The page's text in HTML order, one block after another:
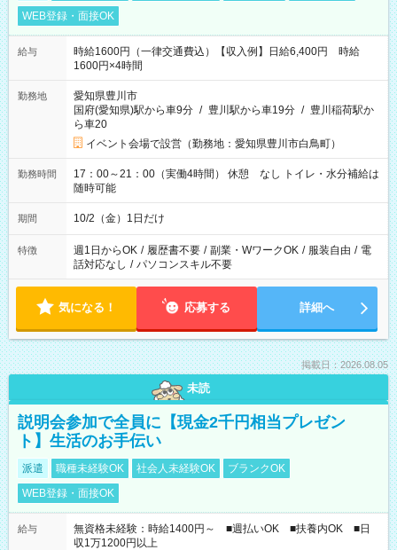
WEB登録・面接OK
給与
時給1600円（一律交通費込）【収入例】日給6,400円 時給
1600円×4時間
勤務地
愛知県豊川市
国府(愛知県)駅から車9分 / 豊川駅から車19分 / 豊川稲荷駅か
ら車20
イベント会場で設営（勤務地：愛知県豊川市白鳥町）
勤務時間
17：00～21：00（実働4時間） 休憩 なし トイレ・水分補給は
随時可能
期間 10/2（金）1日だけ
特徴 週1日からOK / 履歴書不要 / 副業・WワークOK / 服装自由 / 電
話対応なし / パソコンスキル不要
気になる！ 応募する 詳細へ
掲載日：2026.08.05
未読
説明会参加で全員に【現金2千円相当プレゼン
ト】生活のお手伝い
派遣 職種未経験OK 社会人未経験OK
ブランクOK
WEB登録・面接OK
給与
無資格未経験：時給1400円～ ■週払いOK ■扶養内OK ■日
収1万1200円以上